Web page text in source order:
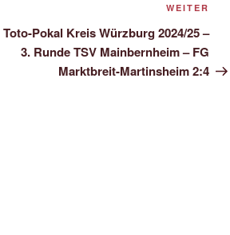
WEITER
Toto-Pokal Kreis Würzburg 2024/25 –
3. Runde TSV Mainbernheim – FG
Marktbreit-Martinsheim 2:4